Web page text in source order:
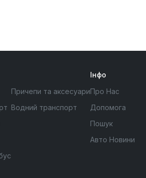
Причепи та аксесуари
Водний транспорт
Інфо
Про Нас
Допомога
Пошук
Авто Новини